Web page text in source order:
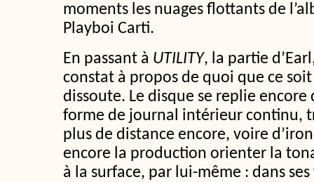
moments les nuages flottants de
Playboi Carti.
En passant à UTILITY, la partie
constat à propos de quoi que ce
dissoute. Le disque se replie encore
forme de journal intérieur continu,
plus de distance encore, voire
encore la production orienter la
à la surface, par lui-même : dans